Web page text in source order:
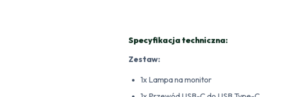
Specyfikacja techniczna:
Zestaw:
1x Lampa na monitor